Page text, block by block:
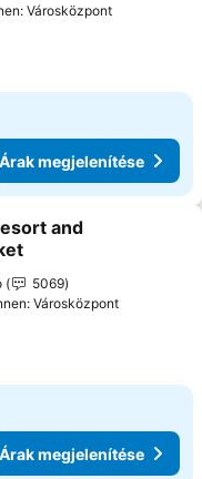
Városközpont
Árak megjelenítése
a kedvencekhez
and
5069
Városközpont
Árak megjelenítése